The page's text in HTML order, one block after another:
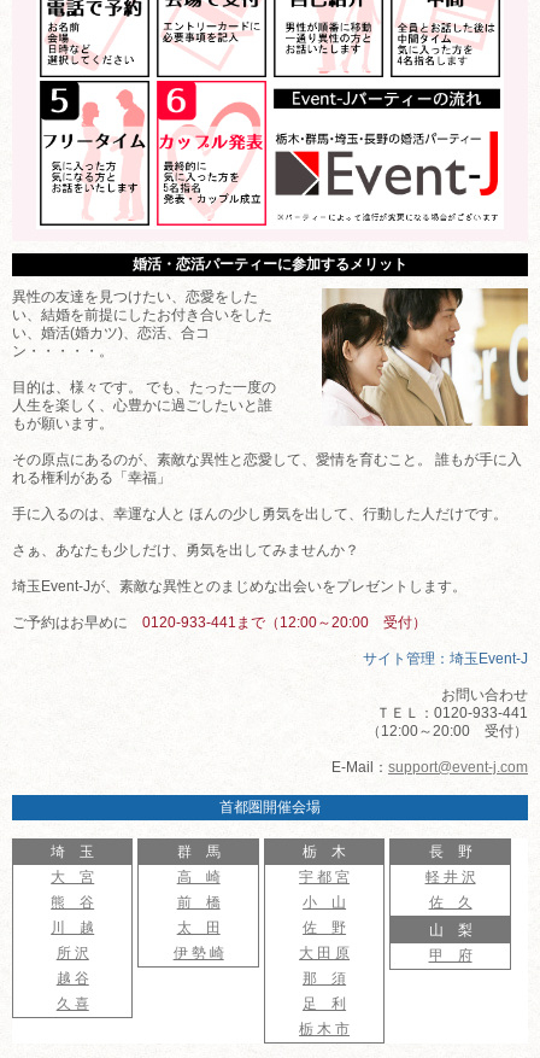
婚活・恋活パーティーに参加するメリット
異性の友達を見つけたい、恋愛をした
い、結婚を前提にしたお付き合いをした
い、婚活(婚カツ)、恋活、合コ
ン・・・・・。
目的は、様々です。 でも、たった一度の
人生を楽しく、心豊かに過ごしたいと誰
もが願います。
その原点にあるのが、素敵な異性と恋愛して、愛情を育むこと。 誰もが手に入
れる権利がある「幸福」
手に入るのは、幸運な人と ほんの少し勇気を出して、行動した人だけです。
さぁ、あなたも少しだけ、勇気を出してみませんか？
埼玉Event-Jが、素敵な異性とのまじめな出会いをプレゼントします。
ご予約はお早めに 0120-933-441まで（12:00～20:00 受付）
サイト管理：埼玉Event-J
お問い合わせ
ＴＥＬ：0120-933-441
（12:00～20:00 受付）
E-Mail： support@event-j.com
首都圏開催会場
埼 玉
大 宮
熊 谷
川 越
所 沢
越 谷
久 喜
群 馬
高 崎
前 橋
太 田
伊 勢 崎
栃 木
宇 都 宮
小 山
佐 野
大 田 原
那 須
足 利
栃 木 市
長 野
軽 井 沢
佐 久
山 梨
甲 府